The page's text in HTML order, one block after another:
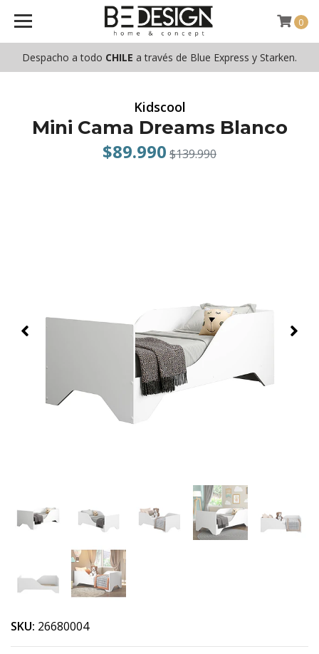
Despacho a todo CHILE a través de Blue Express y Starken.
0
Kidscool
Mini Cama Dreams Blanco
$89.990 $139.990
SKU: 26680004